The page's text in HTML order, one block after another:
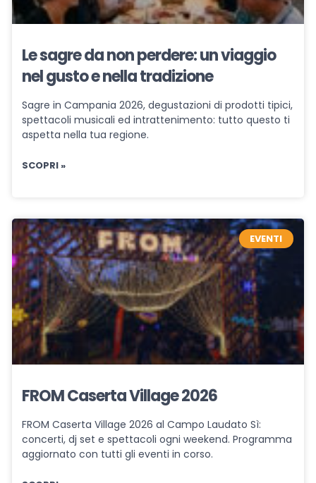
Le sagre da non perdere: un viaggio
nel gusto e nella tradizione
Sagre in Campania 2026, degustazioni di prodotti tipici,
spettacoli musicali ed intrattenimento: tutto questo ti
aspetta nella tua regione.
SCOPRI »
EVENTI
FROM Caserta Village 2026
FROM Caserta Village 2026 al Campo Laudato Sì:
concerti, dj set e spettacoli ogni weekend. Programma
aggiornato con tutti gli eventi in corso.